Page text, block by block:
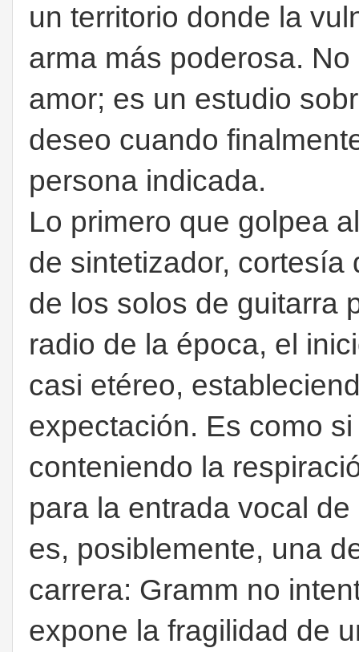
un territorio donde la
arma más poderosa.
amor; es un estudio
deseo cuando
persona indicada.
Lo primero que golpea
de sintetizador, cortesía
de los solos de guitarra
radio de la época, el
casi etéreo,
expectación. Es como
conteniendo la
para la entrada vocal
es, posiblemente, una
carrera: Gramm no
expone la fragilidad de